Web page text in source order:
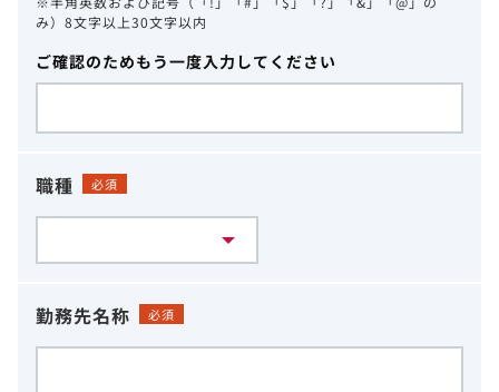
み）8文字以上30文字以内
ご確認のためもう一度入力してください
職種 必須
勤務先名称 必須